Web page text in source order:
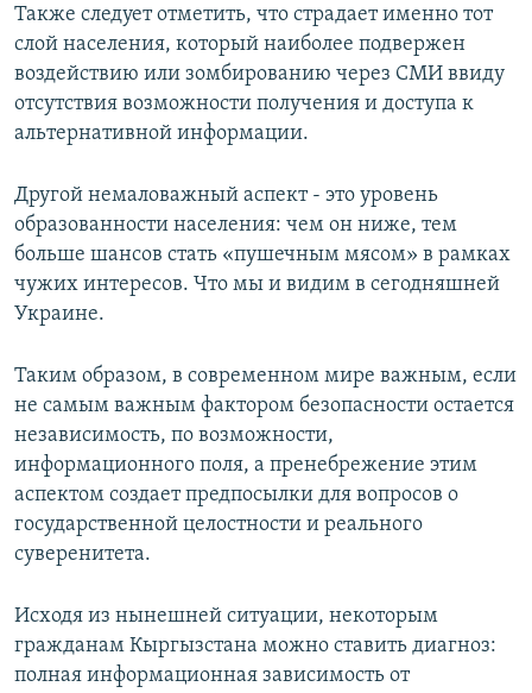
Также следует отметить, что страдает именно тот
слой населения, который наиболее подвержен
воздействию или зомбированию через СМИ ввиду
отсутствия возможности получения и доступа к
альтернативной информации.
Другой немаловажный аспект - это уровень
образованности населения: чем он ниже, тем
больше шансов стать «пушечным мясом» в рамках
чужих интересов. Что мы и видим в сегодняшней
Украине.
Таким образом, в современном мире важным, если
не самым важным фактором безопасности остается
независимость, по возможности,
информационного поля, а пренебрежение этим
аспектом создает предпосылки для вопросов о
государственной целостности и реального
суверенитета.
Исходя из нынешней ситуации, некоторым
гражданам Кыргызстана можно ставить диагноз:
полная информационная зависимость от